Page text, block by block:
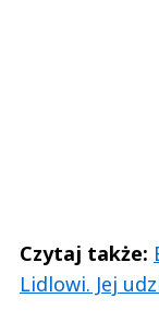
Czytaj także:
Lidlowi. Jej